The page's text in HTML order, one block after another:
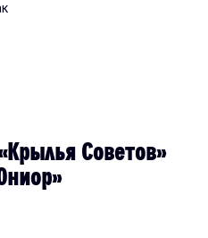
Советов»